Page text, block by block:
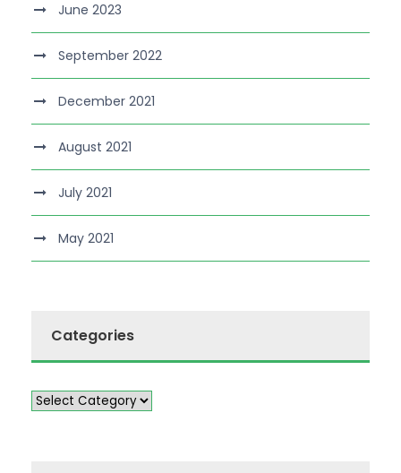
June 2023
September 2022
December 2021
August 2021
July 2021
May 2021
Categories